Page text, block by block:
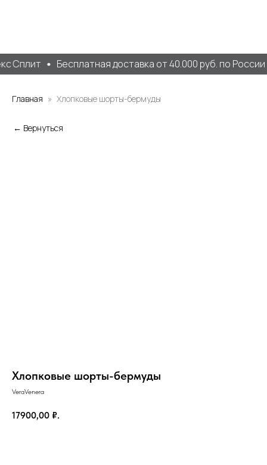
Сплит Бесплатная доставка от 40.000 руб. по России
Главная Хлопковые шорты-бермуды
← Вернуться
Хлопковые шорты-бермуды
VeraVenera
17900,00 ₽.